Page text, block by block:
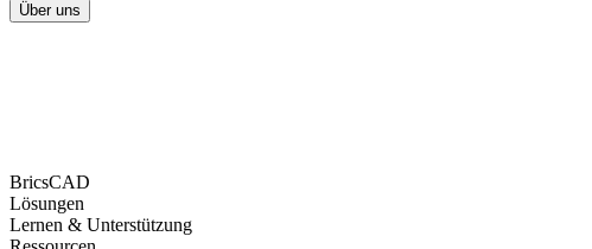
Über uns
BricsCAD
Lösungen
Lernen & Unterstützung